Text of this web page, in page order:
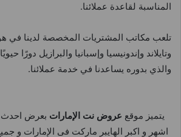
المناسبة لقاعدة عملائنا.
تلعب مكاتب المشتريات المخصصة لدينا في
وتايلاند وإندونيسيا وإسبانيا والبرازيل دورًا
والذي بدوره يساعدنا في خدمة عملائنا.
يتميز موقع عروض نت الإمارات بعرض احدث
اشهر و اكبر الهايبر ماركت فى الإمارات و